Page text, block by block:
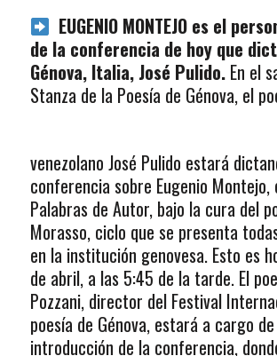
EUGENIO MONTEJO es el
de la conferencia de hoy que
Génova, Italia, José Pulido. En el
Stanza de la Poesía de Génova, el
venezolano José Pulido estará
conferencia sobre Eugenio Montejo,
Palabras de Autor, bajo la cura del
Morasso, ciclo que se presenta
en la institución genovesa. Esto es
de abril, a las 5:45 de la tarde. El
Pozzani, director del Festival
poesía de Génova, estará a cargo
introducción de la conferencia,